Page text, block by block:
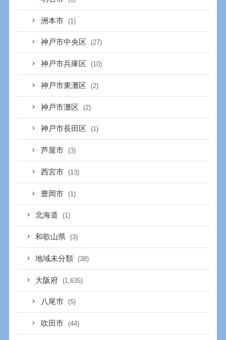
洲本市 (1)
神戸市中央区 (27)
神戸市兵庫区 (10)
神戸市東灘区 (2)
神戸市灘区 (2)
神戸市長田区 (1)
芦屋市 (3)
西宮市 (13)
豊岡市 (1)
北海道 (1)
和歌山県 (3)
地域未分類 (38)
大阪府 (1,635)
八尾市 (5)
吹田市 (44)